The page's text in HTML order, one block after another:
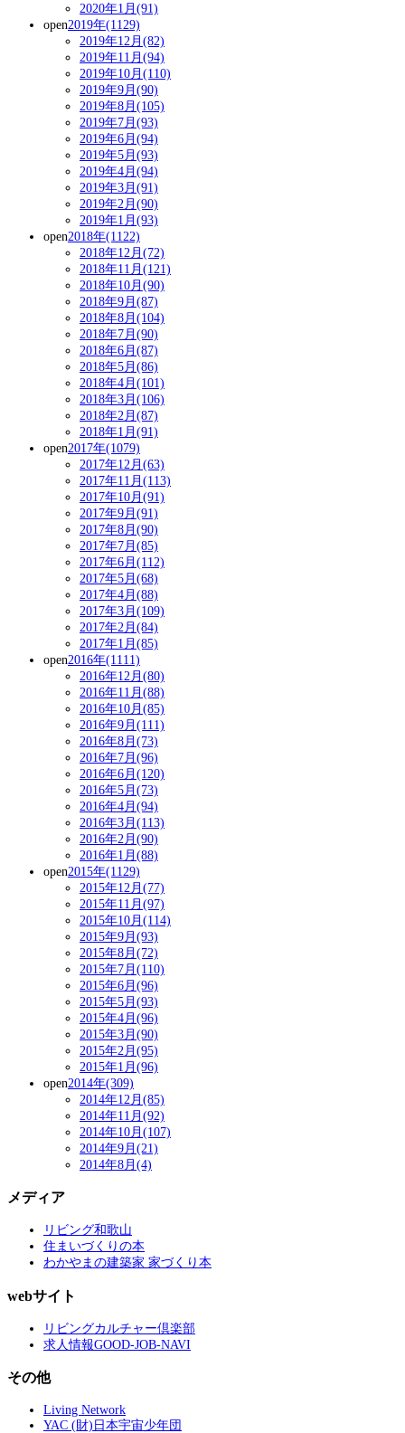
2020年1月(91)
open2019年(1129)
2019年12月(82)
2019年11月(94)
2019年10月(110)
2019年9月(90)
2019年8月(105)
2019年7月(93)
2019年6月(94)
2019年5月(93)
2019年4月(94)
2019年3月(91)
2019年2月(90)
2019年1月(93)
open2018年(1122)
2018年12月(72)
2018年11月(121)
2018年10月(90)
2018年9月(87)
2018年8月(104)
2018年7月(90)
2018年6月(87)
2018年5月(86)
2018年4月(101)
2018年3月(106)
2018年2月(87)
2018年1月(91)
open2017年(1079)
2017年12月(63)
2017年11月(113)
2017年10月(91)
2017年9月(91)
2017年8月(90)
2017年7月(85)
2017年6月(112)
2017年5月(68)
2017年4月(88)
2017年3月(109)
2017年2月(84)
2017年1月(85)
open2016年(1111)
2016年12月(80)
2016年11月(88)
2016年10月(85)
2016年9月(111)
2016年8月(73)
2016年7月(96)
2016年6月(120)
2016年5月(73)
2016年4月(94)
2016年3月(113)
2016年2月(90)
2016年1月(88)
open2015年(1129)
2015年12月(77)
2015年11月(97)
2015年10月(114)
2015年9月(93)
2015年8月(72)
2015年7月(110)
2015年6月(96)
2015年5月(93)
2015年4月(96)
2015年3月(90)
2015年2月(95)
2015年1月(96)
open2014年(309)
2014年12月(85)
2014年11月(92)
2014年10月(107)
2014年9月(21)
2014年8月(4)
メディア
リビング和歌山
住まいづくりの本
わかやまの建築家 家づくり本
webサイト
リビングカルチャー倶楽部
求人情報GOOD-JOB-NAVI
その他
Living Network
YAC (財)日本宇宙少年団